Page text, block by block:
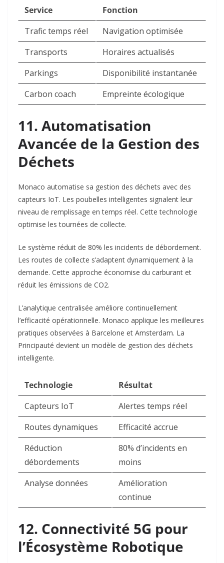
Service
Fonction
Trafic temps réel
Navigation optimisée
Transports
Horaires actualisés
Parkings
Disponibilité instantanée
Carbon coach
Empreinte écologique
11. Automatisation
Avancée de la Gestion des
Déchets
Monaco automatise sa gestion des déchets avec des
capteurs IoT. Les poubelles intelligentes signalent leur
niveau de remplissage en temps réel. Cette technologie
optimise les tournées de collecte.​
Le système réduit de 80% les incidents de débordement.
Les routes de collecte s’adaptent dynamiquement à la
demande. Cette approche économise du carburant et
réduit les émissions de CO2.​
L’analytique centralisée améliore continuellement
l’efficacité opérationnelle. Monaco applique les meilleures
pratiques observées à Barcelone et Amsterdam. La
Principauté devient un modèle de gestion des déchets
intelligente.​
Technologie
Résultat
Capteurs IoT
Alertes temps réel
Routes dynamiques
Efficacité accrue
Réduction
débordements
80% d’incidents en
moins
Analyse données
Amélioration
continue
12. Connectivité 5G pour
l’Écosystème Robotique